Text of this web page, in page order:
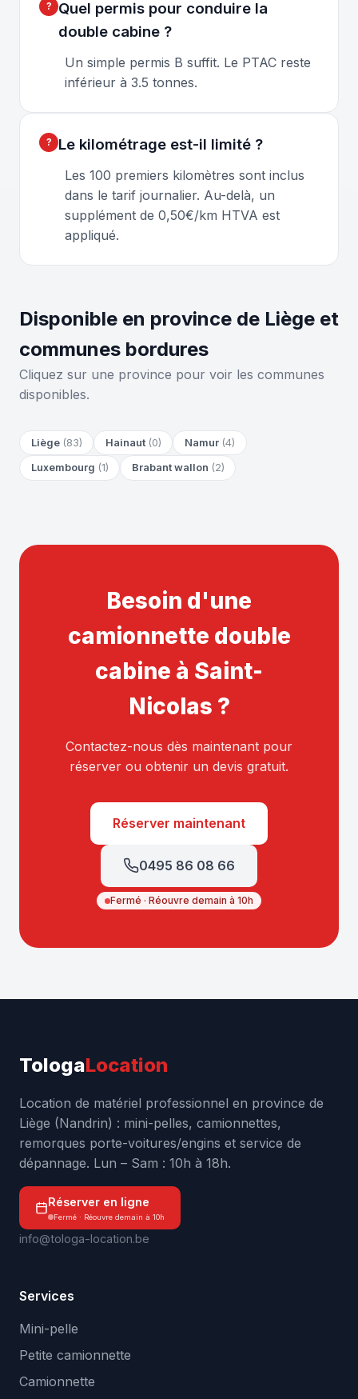
Quel permis pour conduire la
double cabine ?
Un simple permis B suffit. Le PTAC reste
inférieur à 3.5 tonnes.
Le kilométrage est-il limité ?
Les 100 premiers kilomètres sont inclus
dans le tarif journalier. Au-delà, un
supplément de 0,50€/km HTVA est
appliqué.
Disponible en province de Liège et
communes bordures
Cliquez sur une province pour voir les communes
disponibles.
Liège (83) Hainaut (0) Namur (4)
Luxembourg (1) Brabant wallon (2)
Besoin d'une
camionnette double
cabine à Saint-
Nicolas ?
Contactez-nous dès maintenant pour
réserver ou obtenir un devis gratuit.
Réserver maintenant
0495 86 08 66
Fermé · Réouvre demain à 10h
TologaLocation
Location de matériel professionnel en province de
Liège (Nandrin) : mini-pelles, camionnettes,
remorques porte-voitures/engins et service de
dépannage. Lun – Sam : 10h à 18h.
Réserver en ligne
Fermé · Réouvre demain à 10h
info@tologa-location.be
Services
Mini-pelle
Petite camionnette
Camionnette